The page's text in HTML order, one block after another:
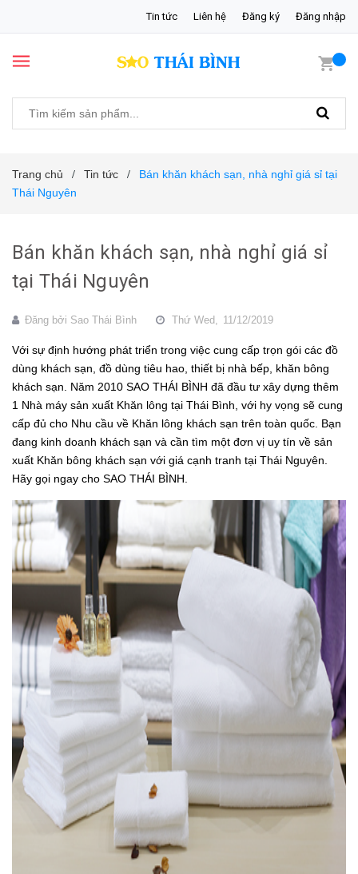
Tin tức Liên hệ Đăng ký Đăng nhập
Trang chủ / Tin tức /
Bán khăn khách sạn, nhà nghỉ giá sỉ tại
Thái Nguyên
Bán khăn khách sạn, nhà nghỉ giá sỉ
tại Thái Nguyên
Đăng bởi Sao Thái Bình Thứ Wed, 11/12/2019
Với sự định hướng phát triển trong việc cung cấp trọn gói các đồ
dùng khách sạn, đồ dùng tiêu hao, thiết bị nhà bếp, khăn bông
khách sạn. Năm 2010 SAO THÁI BÌNH đã đầu tư xây dựng thêm
1 Nhà máy sản xuất Khăn lông tại Thái Bình, với hy vọng sẽ cung
cấp đủ cho Nhu cầu về Khăn lông khách sạn trên toàn quốc. Bạn
đang kinh doanh khách sạn và cần tìm một đơn vị uy tín về sản
xuất Khăn bông khách sạn với giá cạnh tranh tại Thái Nguyên.
Hãy gọi ngay cho SAO THÁI BÌNH.